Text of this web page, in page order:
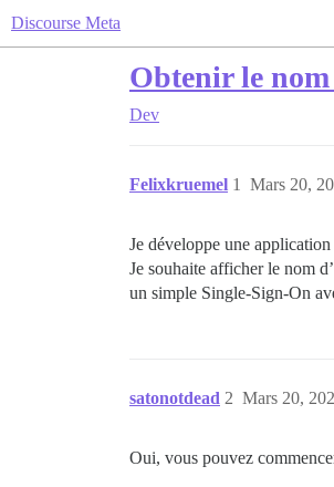
Discourse Meta
Obtenir le
Dev
Felixkruemel Mars 20,
1
Je développe une
Je souhaite afficher le nom
un simple Single-Sign-On
satonotdead Mars 20,
2
Oui, vous pouvez